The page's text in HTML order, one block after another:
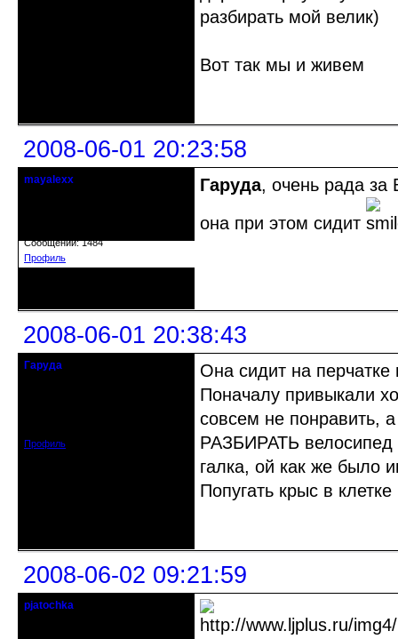
разбирать мой велик)
Вот так мы и живем
2008-06-01 20:23:58
mayalexx
Сообщений: 1484
Профиль
Гаруда, очень рада за
она при этом сидит
2008-06-01 20:38:43
Гаруда
Профиль
Она сидит на перчатке
Поначалу привыкали
совсем не понравить,
РАЗБИРАТЬ велосипед
галка, ой как же было
Попугать крыс в
2008-06-02 09:21:59
pjatochka